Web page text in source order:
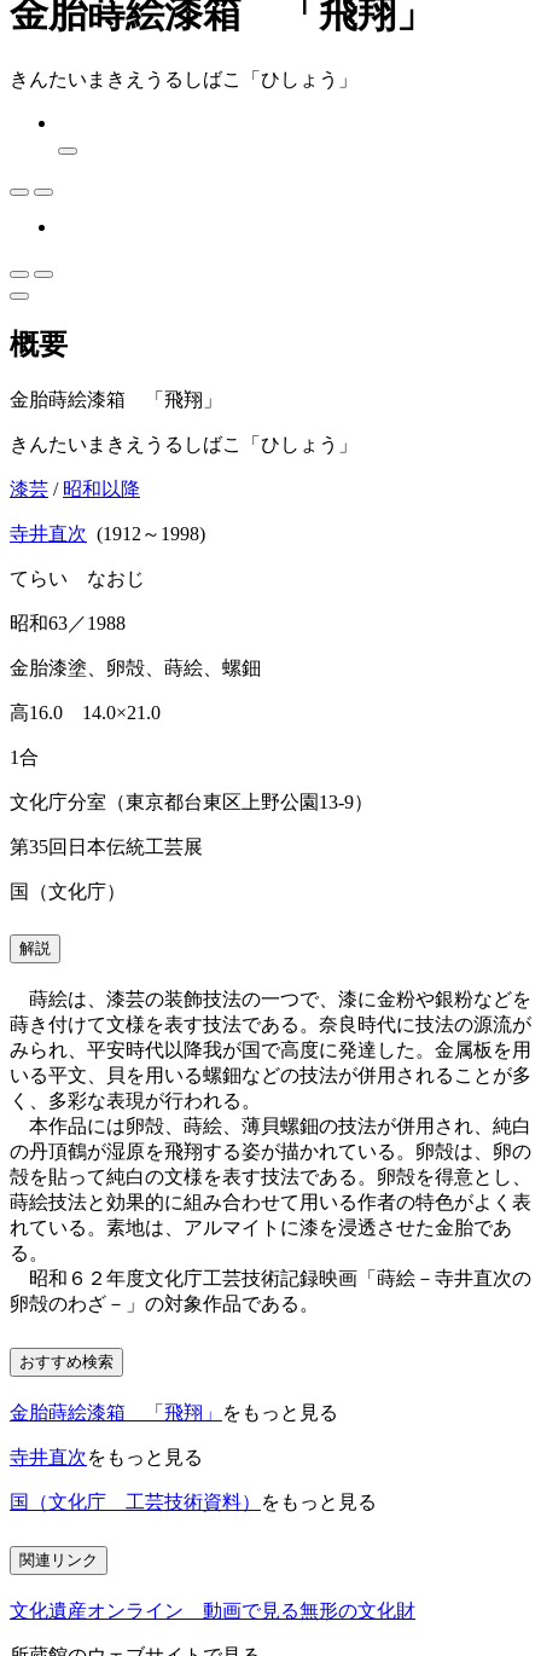
金胎蒔絵漆箱 「飛翔」
きんたいまきえうるしばこ「ひしょう」
概要
金胎蒔絵漆箱 「飛翔」
きんたいまきえうるしばこ「ひしょう」
漆芸 / 昭和以降
寺井直次 (1912～1998)
てらい なおじ
昭和63／1988
金胎漆塗、卵殻、蒔絵、螺鈿
高16.0 14.0×21.0
1合
文化庁分室（東京都台東区上野公園13-9）
第35回日本伝統工芸展
国（文化庁）
解説
蒔絵は、漆芸の装飾技法の一つで、漆に金粉や銀粉などを
蒔き付けて文様を表す技法である。奈良時代に技法の源流が
みられ、平安時代以降我が国で高度に発達した。金属板を用
いる平文、貝を用いる螺鈿などの技法が併用されることが多
く、多彩な表現が行われる。
本作品には卵殻、蒔絵、薄貝螺鈿の技法が併用され、純白
の丹頂鶴が湿原を飛翔する姿が描かれている。卵殻は、卵の
殻を貼って純白の文様を表す技法である。卵殻を得意とし、
蒔絵技法と効果的に組み合わせて用いる作者の特色がよく表
れている。素地は、アルマイトに漆を浸透させた金胎であ
る。
昭和６２年度文化庁工芸技術記録映画「蒔絵－寺井直次の
卵殻のわざ－」の対象作品である。
おすすめ検索
金胎蒔絵漆箱 「飛翔」 をもっと見る
寺井直次をもっと見る
国（文化庁 工芸技術資料） をもっと見る
関連リンク
文化遺産オンライン 動画で見る無形の文化財